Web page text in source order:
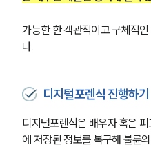
가능한 한 객관적이고 구체적
다.
디지털포렌식 진행하기
디지털포렌식은 배우자 혹은
에 저장된 정보를 복구해 불륜